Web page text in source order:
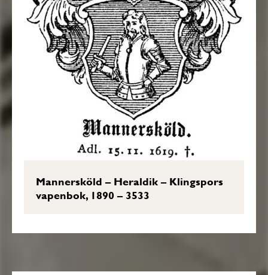
Mannersköld – Heraldik – Klingspors
vapenbok, 1890 – 3533